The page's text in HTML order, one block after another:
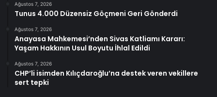
Ağustos 7, 2026
Tunus 4.000 Düzensiz Göçmeni Geri Gönderdi
Ağustos 7, 2026
Anayasa Mahkemesi’nden Sivas Katliamı Kararı:
Yaşam Hakkının Usul Boyutu İhlal Edildi
Ağustos 7, 2026
CHP’li isimden Kılıçdaroğlu’na destek veren vekillere
sert tepki